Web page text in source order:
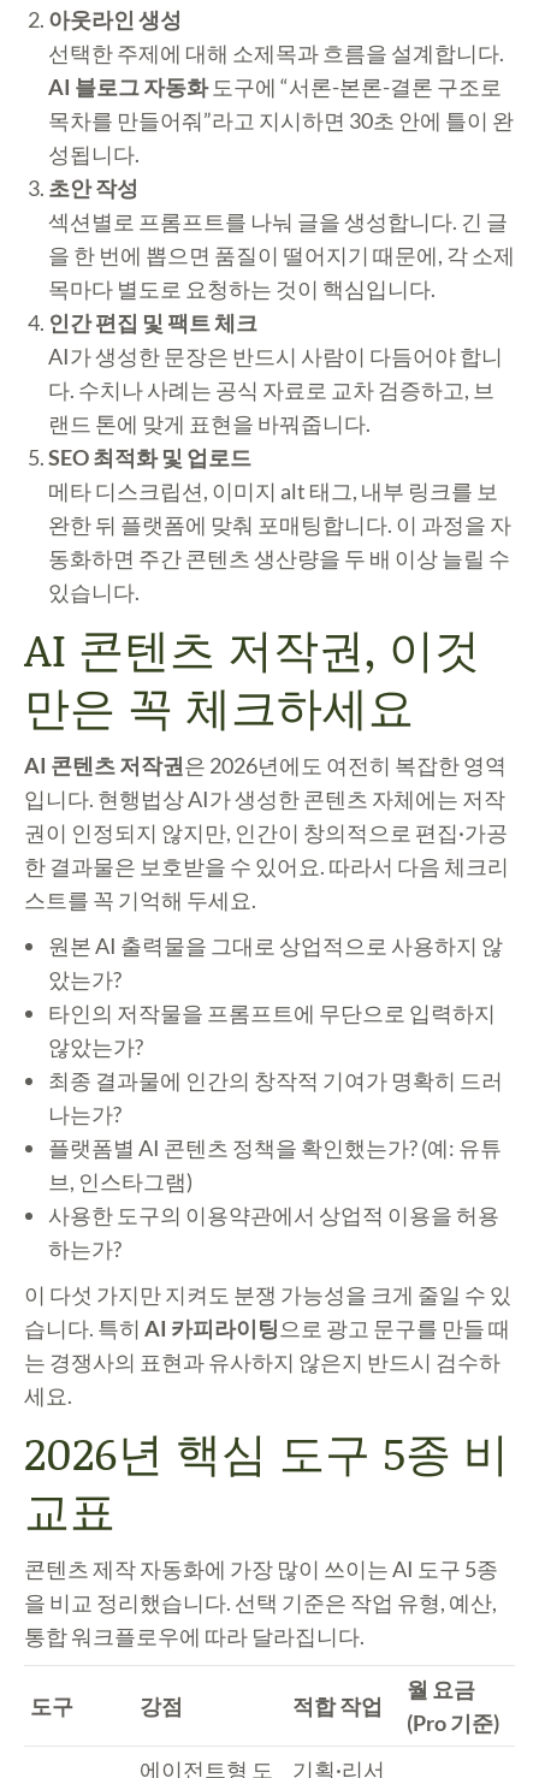
아웃라인 생성
선택한 주제에 대해 소제목과 흐름을 설계합니다.
AI 블로그 자동화도구에 “서론-본론-결론 구조로
목차를 만들어줘”라고 지시하면 30초 안에 틀이 완
성됩니다.
초안 작성
섹션별로 프롬프트를 나눠 글을 생성합니다. 긴 글
을 한 번에 뽑으면 품질이 떨어지기 때문에, 각 소제
목마다 별도로 요청하는 것이 핵심입니다.
인간 편집 및 팩트 체크
AI가 생성한 문장은 반드시 사람이 다듬어야 합니
다. 수치나 사례는 공식 자료로 교차 검증하고, 브
랜드 톤에 맞게 표현을 바꿔줍니다.
SEO 최적화 및 업로드
메타 디스크립션, 이미지 alt 태그, 내부 링크를 보
완한 뒤 플랫폼에 맞춰 포매팅합니다. 이 과정을 자
동화하면 주간 콘텐츠 생산량을 두 배 이상 늘릴 수
있습니다.
AI 콘텐츠 저작권, 이것
만은 꼭 체크하세요
AI 콘텐츠 저작권은 2026년에도 여전히 복잡한 영역
입니다. 현행법상 AI가 생성한 콘텐츠 자체에는 저작
권이 인정되지 않지만, 인간이 창의적으로 편집·가공
한 결과물은 보호받을 수 있어요. 따라서 다음 체크리
스트를 꼭 기억해 두세요.
원본 AI 출력물을 그대로 상업적으로 사용하지 않
았는가?
타인의 저작물을 프롬프트에 무단으로 입력하지
않았는가?
최종 결과물에 인간의 창작적 기여가 명확히 드러
나는가?
플랫폼별 AI 콘텐츠 정책을 확인했는가? (예: 유튜
브, 인스타그램)
사용한 도구의 이용약관에서 상업적 이용을 허용
하는가?
이 다섯 가지만 지켜도 분쟁 가능성을 크게 줄일 수 있
습니다. 특히 AI 카피라이팅 으로 광고 문구를 만들 때
는 경쟁사의 표현과 유사하지 않은지 반드시 검수하
세요.
2026년 핵심 도구 5종 비
교표
콘텐츠 제작 자동화에 가장 많이 쓰이는 AI 도구 5종
을 비교 정리했습니다. 선택 기준은 작업 유형, 예산,
통합 워크플로우에 따라 달라집니다.
도구 강점 적합 작업
월 요금
(Pro 기준)
에이전트형 도 기획·리서